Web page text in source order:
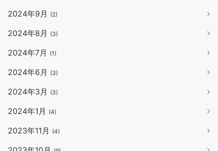
2024年9月 (2)
2024年8月 (3)
2024年7月 (1)
2024年6月 (3)
2024年3月 (3)
2024年1月 (4)
2023年11月 (4)